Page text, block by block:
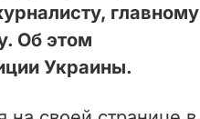
главному
Об этом
Украины.